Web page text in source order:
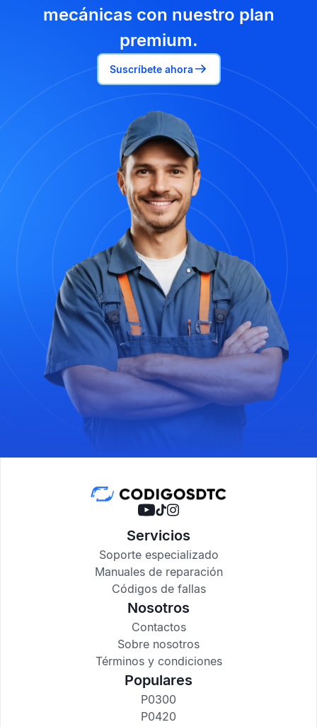
mecánicas con nuestro plan
premium.
Suscríbete ahora
Servicios
Soporte especializado
Manuales de reparación
Códigos de fallas
Nosotros
Contactos
Sobre nosotros
Términos y condiciones
Populares
P0300
P0420